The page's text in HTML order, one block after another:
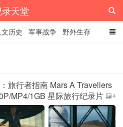
天堂
文历史 军事战争 野外生存
旅行者指南 Mars A Travellers
MP4/1GB 星际旅行纪录片
4